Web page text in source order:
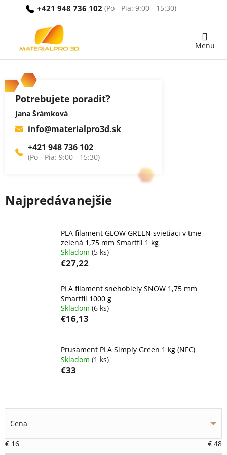
+421 948 736 102
Nákupný
Potrebujete poradiť?
Jana Šrámková
info@materialpro3d.sk
+421 948 736 102
Najpredávanejšie
PLA filament GLOW GREEN svietiaci v tme
zelená 1,75 mm Smartfil 1 kg
Skladom (5 ks)
€27,22
PLA filament snehobiely SNOW 1,75 mm
Smartfil 1000 g
Skladom (6 ks)
€16,13
Prusament PLA Simply Green 1 kg (NFC)
Skladom (1 ks)
€33
Cena
€ 16 € 48